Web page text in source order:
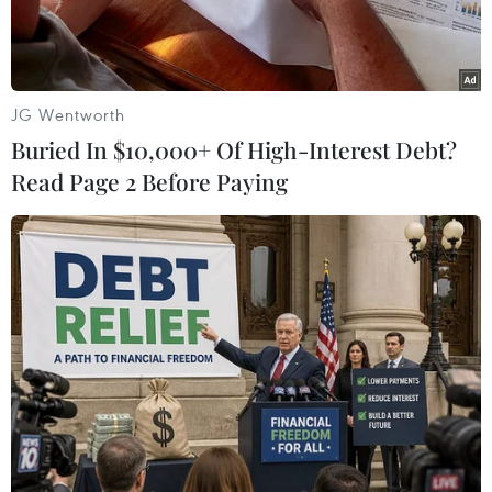
Lugansk đã hiện diện tại Minsk.
Alexander Zakharchenko, lãnh đạo Cộng hòa Nhân dân
Donetsk tự xưng. (Nguồn: AFP)
Hãng tin Interfax tối 11/2 dẫn nguồn thạo tin
JG Wentworth
Buried In $10,000+ Of High-Interest Debt?
Read Page 2 Before Paying